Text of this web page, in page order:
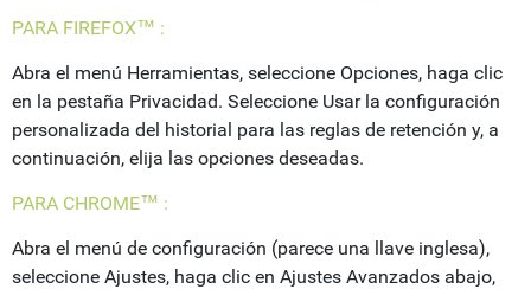
PARA FIREFOX™ :
Abra el menú Herramientas, seleccione Opciones, haga clic
en la pestaña Privacidad. Seleccione Usar la configuración
personalizada del historial para las reglas de retención y, a
continuación, elija las opciones deseadas.
PARA CHROME™ :
Abra el menú de configuración (parece una llave inglesa),
seleccione Ajustes, haga clic en Ajustes Avanzados abajo,